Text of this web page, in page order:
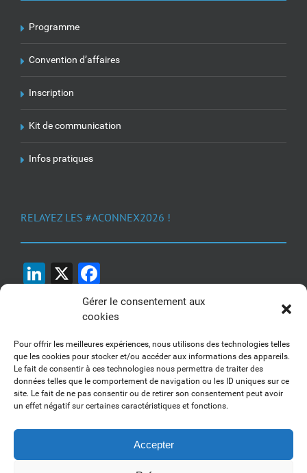
Gérer le consentement aux
cookies
Pour offrir les meilleures expériences, nous utilisons des technologies telles
que les cookies pour stocker et/ou accéder aux informations des appareils.
Le fait de consentir à ces technologies nous permettra de traiter des
données telles que le comportement de navigation ou les ID uniques sur ce
site. Le fait de ne pas consentir ou de retirer son consentement peut avoir
un effet négatif sur certaines caractéristiques et fonctions.
Accepter
Programme
Convention d’affaires
Inscription
Kit de communication
Infos pratiques
RELAYEZ LES #ACONNEX2026 !
LinkedIn
X
1, 2, 3... Buzzez !
Découvrez nos kits communication